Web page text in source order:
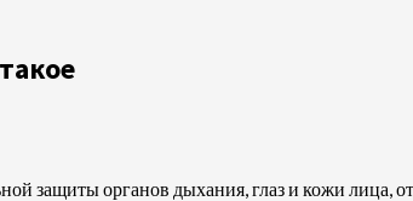
защиты органов дыхания, глаз и кожи лица,